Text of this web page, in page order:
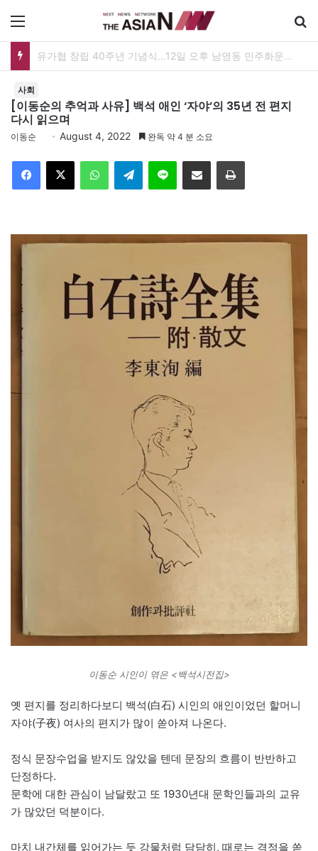
유가협 창립 40주년 기념식…12일 오후 남영동 민주화운동기념관
사회
[이동순의 추억과 사유] 백석 애인 ‘자야’의 35년 전 편지
다시 읽으며
이동순 August 4, 2022 완독 약 4 분 소요
Telegram 이메일
이동순 시인이 엮은 <백석시전집>
옛 편지를 정리하다보디 백석(白石) 시인의 애인이었던 할머니
자야(子夜) 여사의 편지가 많이 쏟아져 나온다.
정식 문장수업을 받지도 않았을 텐데 문장의 흐름이 반반하고
단정하다.
문학에 대한 관심이 남달랐고 또 1930년대 문학인들과의 교유
가 많았던 덕분이다.
마치 내간체를 읽어가는 듯 강물처럼 담담히, 때로는 격정을 쏟